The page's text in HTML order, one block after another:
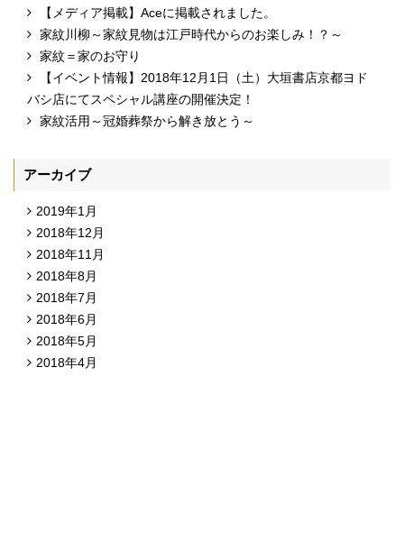
【メディア掲載】Aceに掲載されました。
家紋川柳～家紋見物は江戸時代からのお楽しみ！？～
家紋＝家のお守り
【イベント情報】2018年12月1日（土）大垣書店京都ヨド
バシ店にてスペシャル講座の開催決定！
家紋活用～冠婚葬祭から解き放とう～
アーカイブ
2019年1月
2018年12月
2018年11月
2018年8月
2018年7月
2018年6月
2018年5月
2018年4月